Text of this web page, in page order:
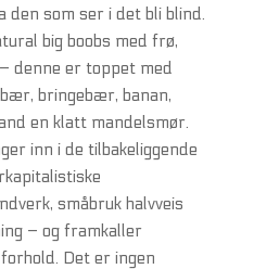
den som ser i det bli blind.
big boobs med frø,
denne er toppet med
bringebær, banan,
en klatt mandelsmør.
inn i de tilbakeliggende
småbruk halvveis
– og framkaller
Det er ingen